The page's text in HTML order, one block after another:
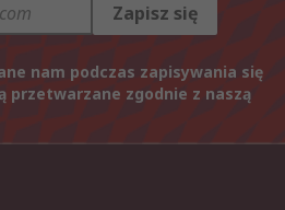
Zapisz się
nam podczas zapisywania się
przetwarzane zgodnie z naszą